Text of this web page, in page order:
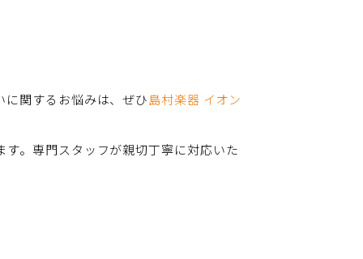
関するお悩みは、ぜひ島村楽器 イオン
。専門スタッフが親切丁寧に対応いた